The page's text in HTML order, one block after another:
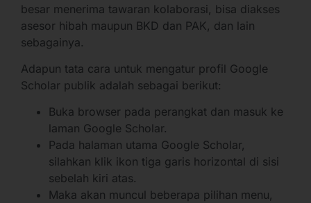
besar menerima tawaran kolaborasi, bisa diakses
asesor hibah maupun BKD dan PAK, dan lain
sebagainya.
Adapun tata cara untuk mengatur profil Google
Scholar publik adalah sebagai berikut:
Buka browser pada perangkat dan masuk ke
laman Google Scholar.
Pada halaman utama Google Scholar,
silahkan klik ikon tiga garis horizontal di sisi
sebelah kiri atas.
Maka akan muncul beberapa pilihan menu,